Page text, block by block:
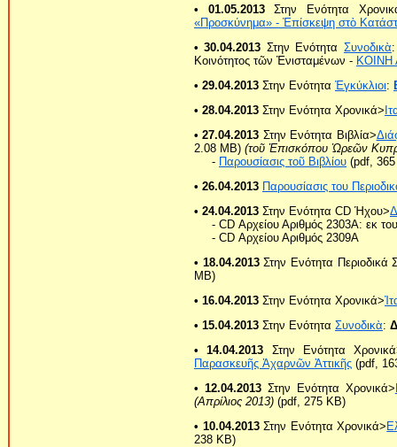
• 01.05.2013Στην Ενότητα
«Προσκύνημα» - Ἐπίσκεψη στὸ
• 30.04.2013 Στην Ενότητα Συνοδικὰ
Κοινότητος τῶν Ἐνισταμένων - ΚΟΙΝΗ
• 29.04.2013 Στην Ενότητα Ἐγκύκλιοι:
• 28.04.2013 Στην Ενότητα Χρονικά>
• 27.04.2013 Στην Ενότητα Βιβλία>
2.08 ΜB) (τοῦ Ἐπισκόπου Ὠρεῶν
- Παρουσίασις τοῦ Βιβλίου (pdf,
• 26.04.2013 Παρουσίασις του
• 24.04.2013 Στην Ενότητα CD Ήχου>
- CD Αρχείου Αριθμός 2303Α: εκ
- CD Αρχείου Αριθμός 2309Α
• 18.04.2013Στην Ενότητα Περιοδικά
MB)
• 16.04.2013 Στην Ενότητα Χρονικά>
• 15.04.2013 Στην Ενότητα Συνοδικὰ:
• 14.04.2013 Στην Ενότητα
Παρασκευῆς Ἀχαρνῶν Ἀττικῆς (pdf,
• 12.04.2013Στην Ενότητα Χρονικά>
(Απρίλιος 2013) (pdf, 275 KB)
• 10.04.2013Στην Ενότητα Χρονικά>
238 KB)